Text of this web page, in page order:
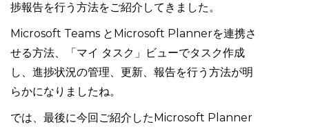
捗報告を行う方法をご紹介してきました。
Microsoft Teams とMicrosoft Plannerを連携さ
せる方法、「マイ タスク」ビューでタスク作成
し、進捗状況の管理、更新、報告を行う方法が明
らかになりましたね。
では、最後に今回ご紹介したMicrosoft Planner